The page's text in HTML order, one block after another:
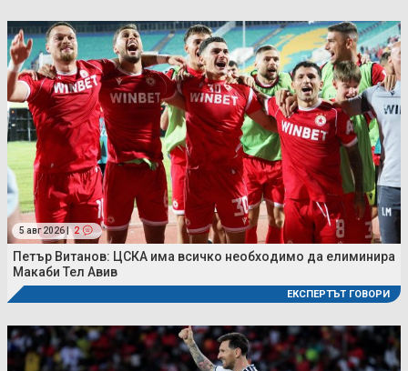
5 авг 2026 | 2
Петър Витанов: ЦСКА има всичко необходимо да елиминира
Макаби Тел Авив
ЕКСПЕРТЪТ ГОВОРИ